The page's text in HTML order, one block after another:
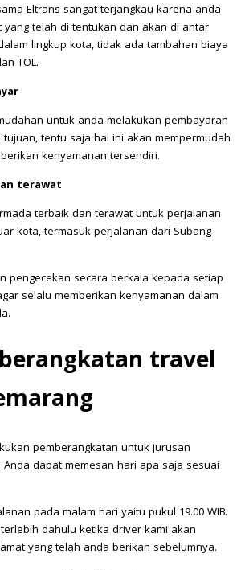
Eltrans sangat terjangkau karena anda
yang telah di tentukan dan akan di antar
lingkup kota, tidak ada tambahan biaya
TOL.
untuk anda melakukan pembayaran
tentu saja hal ini akan mempermudah
kenyamanan tersendiri.
terawat
terbaik dan terawat untuk perjalanan
kota, termasuk perjalanan dari Subang
pengecekan secara berkala kepada setiap
selalu memberikan kenyamanan dalam
travel
pemberangkatan untuk jurusan
Anda dapat memesan hari apa saja sesuai
pada malam hari yaitu pukul 19.00 WIB.
dahulu ketika driver kami akan
yang telah anda berikan sebelumnya.